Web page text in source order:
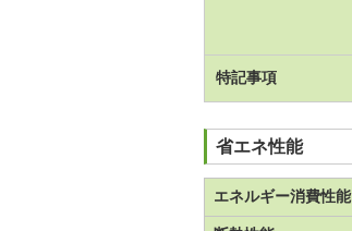
特記事項
省エネ性能
エネルギー消費性能